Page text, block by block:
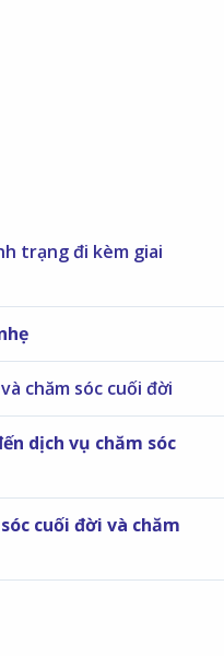
trạng đi kèm giai
chăm sóc cuối đời
dịch vụ chăm sóc
cuối đời và chăm